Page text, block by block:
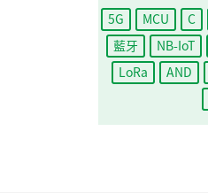
5G MCU C
藍牙
NB-IoT
LoRa
AND